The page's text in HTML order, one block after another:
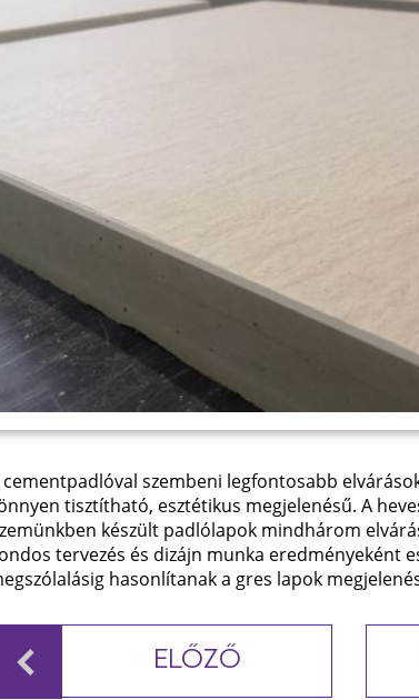
cementpadlóval szembeni legfontosabb
tisztítható, esztétikus megjelenésű. A
készült padlólapok mindhárom
tervezés és dizájn munka eredményeként
hasonlítanak a gres lapok
ELŐZŐ